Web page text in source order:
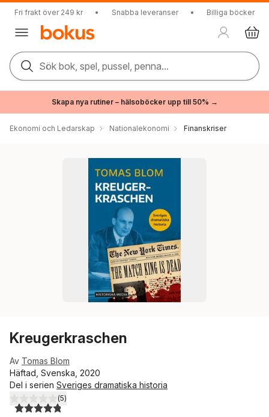
Fri frakt över 249 kr • Snabba leveranser • Billiga böcker
Sök bok, spel, pussel, penna...
Skapa nya rutiner – hälsoböcker upp till 50% →
Ekonomi och Ledarskap Nationalekonomi Finanskriser
Kreugerkraschen
Av Tomas Blom
Häftad, Svenska, 2020
Del i serien Sveriges dramatiska historia
4,8utav 5 stjärnor. Totalt antal röster:
(5)